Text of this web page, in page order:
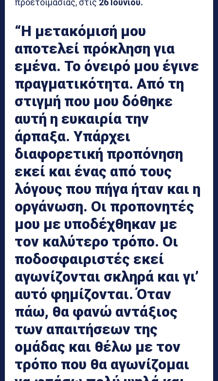
“Η μετακόμισή μου
αποτελεί πρόκληση για
εμένα. Το όνειρό μου έγινε
πραγματικότητα. Από τη
στιγμή που μου δόθηκε
αυτή η ευκαιρία την
άρπαξα. Υπάρχει
διαφορετική προπόνηση
εκεί και ένας από τους
λόγους που πήγα ήταν και η
οργάνωση. Οι προπονητές
μου με υποδέχθηκαν με
τον καλύτερο τρόπο. Οι
ποδοσφαιριστές εκεί
αγωνίζονται σκληρά και γι’
αυτό φημίζονται. Όταν
πάω, θα φανώ αντάξιος
των απαιτήσεων της
ομάδας και θέλω με τον
τρόπο που θα αγωνίζομαι